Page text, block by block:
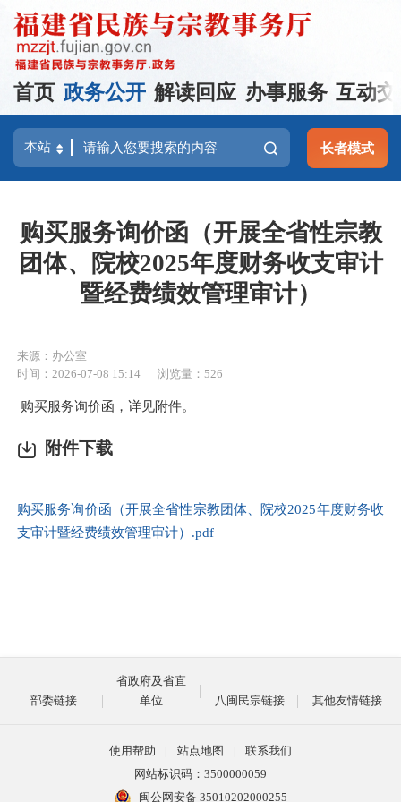
首页 政务公开 解读回应 办事服务 互动
长者模式
购买服务询价函（开展全省性宗教
团体、院校2025年度财务收支审计
暨经费绩效管理审计）
来源：办公室
时间：2026-07-08 15:14
浏览量：526
购买服务询价函，详见附件。
附件下载
购买服务询价函（开展全省性宗教团体、院校2025年度财务收
支审计暨经费绩效管理审计）.pdf
部委链接
省政府及省直
单位
八闽民宗链接 其他友情链接
使用帮助 | 站点地图 |
联系我们
网站标识码：3500000059
闽公网安备 35010202000255